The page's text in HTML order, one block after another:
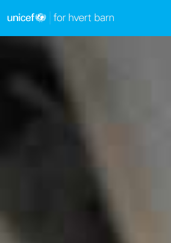
til
hovedinnhold
Hjelp
jordskjelvofrene
Venezuela